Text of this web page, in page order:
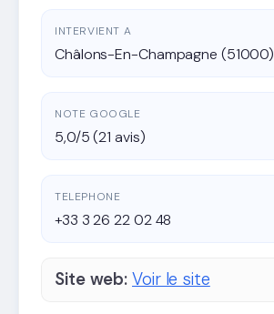
INTERVIENT A
Châlons-En-Champagne (51000)
NOTE GOOGLE
5,0/5 (21 avis)
TELEPHONE
+33 3 26 22 02 48
Site web: Voir le site